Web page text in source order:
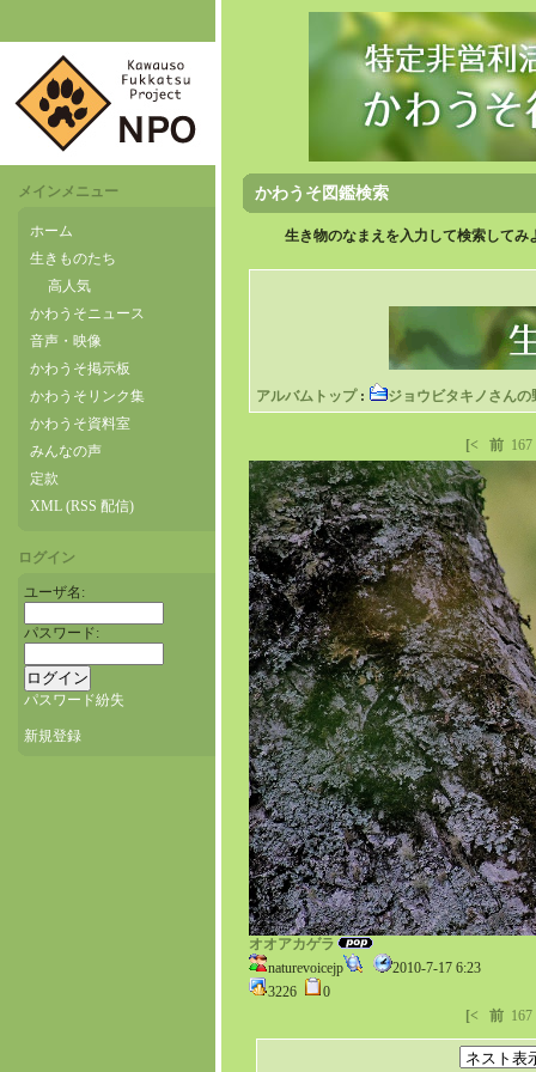
メインメニュー
ホーム
生きものたち
高人気
かわうそニュース
音声・映像
かわうそ掲示板
かわうそリンク集
かわうそ資料室
みんなの声
定款
XML (RSS 配信)
ログイン
ユーザ名:
パスワード:
パスワード紛失
新規登録
かわうそ図鑑検索
生き物のなまえを入力して検索して
アルバムトップ: ジョウビタキノさんの
[< 前 167
オオアカゲラ
naturevoicejp
2010-7-17 6:23
3226
0
[<
前 167